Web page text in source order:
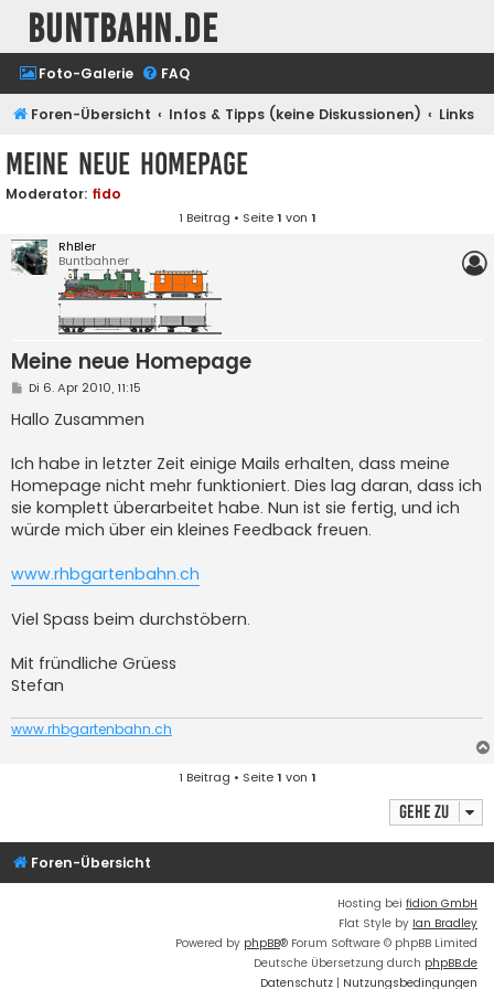
buntbahn.de
Foto-Galerie FAQ
Foren-Übersicht Infos & Tipps (keine Diskussionen) Links
Meine neue Homepage
Moderator: fido
1 Beitrag • Seite1 von 1
RhBler
Buntbahner
Meine neue Homepage
B
i
t
a
g
Di 6. Apr 2010, 11:15
Hallo Zusammen
Ich habe in letzter Zeit einige Mails erhalten, dass meine
Homepage nicht mehr funktioniert. Dies lag daran, dass ich
sie komplett überarbeitet habe. Nun ist sie fertig, und ich
würde mich über ein kleines Feedback freuen.
www.rhbgartenbahn.ch
Viel Spass beim durchstöbern.
Mit fründliche Grüess
Stefan
www.rhbgartenbahn.ch
1 Beitrag • Seite1 von 1
Gehe zu
Foren-Übersicht
Hosting bei fidion GmbH
Flat Style by Ian Bradley
Powered by phpBB® Forum Software © phpBB Limited
Deutsche Übersetzung durch phpBB.de
Datenschutz | Nutzungsbedingungen